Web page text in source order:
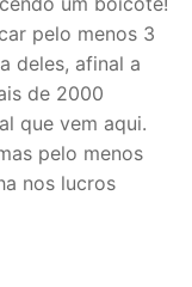
pelo menos 3
deles, afinal a
de 2000
que vem aqui.
pelo menos
nos lucros